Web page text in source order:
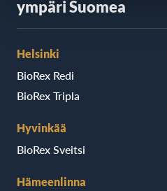
ympäri Suomea
Helsinki
BioRex Redi
BioRex Tripla
Hyvinkää
BioRex Sveitsi
Hämeenlinna